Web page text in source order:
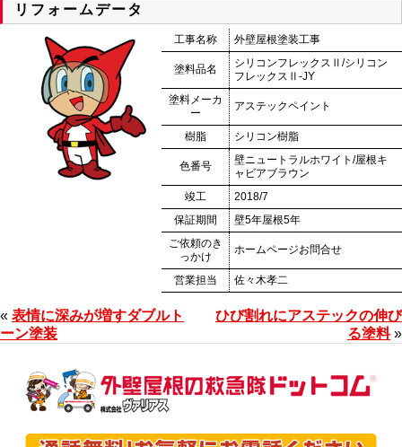
リフォームデータ
工事名称 外壁屋根塗装工事
塗料品名
シリコンフレックスⅡ/シリコン
フレックスⅡ-JY
塗料メーカ
ー
アステックペイント
樹脂 シリコン樹脂
色番号
壁ニュートラルホワイト/屋根キ
ャビアブラウン
竣工
2018/7
保証期間
壁5年屋根5年
ご依頼のき
っかけ
ホームページお問合せ
営業担当 佐々木孝二
« 表情に深みが増すダブルト
ーン塗装
ひび割れにアステックの伸び
る塗料»